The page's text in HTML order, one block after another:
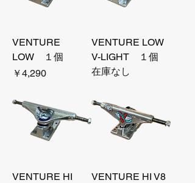
VENTURE
LOW １個
価格
￥4,290
VENTURE LOW
V-LIGHT １個
在庫なし
VENTURE HI
VENTURE HI V8